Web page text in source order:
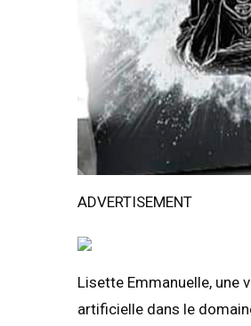
ADVERTISEMENT
Lisette Emmanuelle, une
artificielle dans le